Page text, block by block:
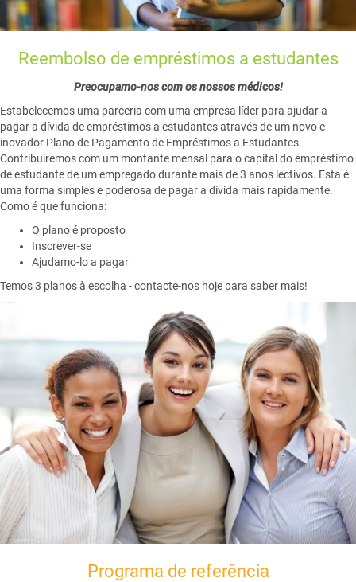
Reembolso de empréstimos a estudantes
Preocupamo-nos com os nossos médicos!
Estabelecemos uma parceria com uma empresa líder para ajudar a
pagar a dívida de empréstimos a estudantes através de um novo e
inovador Plano de Pagamento de Empréstimos a Estudantes.
Contribuiremos com um montante mensal para o capital do empréstimo
de estudante de um empregado durante mais de 3 anos lectivos. Esta é
uma forma simples e poderosa de pagar a dívida mais rapidamente.
Como é que funciona:
O plano é proposto
Inscrever-se
Ajudamo-lo a pagar
Temos 3 planos à escolha - contacte-nos hoje para saber mais!
Programa de referência